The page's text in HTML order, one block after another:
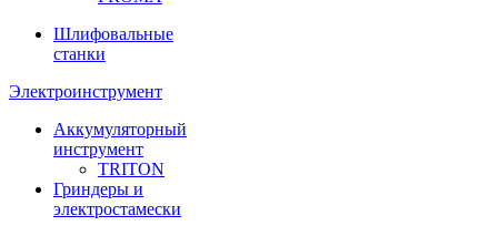
Шлифовальные
станки
Электроинструмент
Аккумуляторный
инструмент
TRITON
Гриндеры и
электростамески